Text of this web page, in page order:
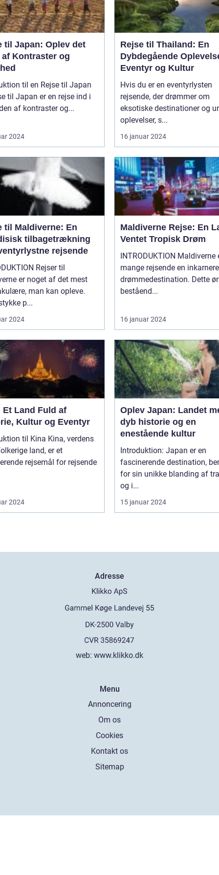
til Japan: Oplev det
af Kontraster og
til en Rejse til Japan
til Japan er en rejse ind i
af kontraster og...
2024
Rejse til Thailand: En
Dybdegående
Eventyr og Kultur
Hvis du er en eventyrlysten
rejsende, der drømmer om
eksotiske destinationer og
oplevelser, s...
16 januar 2024
til Maldiverne: En
tilbagetrækning
rejsende
Rejser til
er noget af det mest
man kan opleve.
p...
2024
Maldiverne Rejse: En
Ventet Tropisk Drøm
INTRODUKTION Maldiverne er for
mange rejsende en
drømmedestination. Dette
beståend...
16 januar 2024
Et Land Fuld af
Kultur og Eventyr
til Kina Kina, verdens
land, er et
rejsemål for rejsende
2024
Oplev Japan: Landet
dyb historie og en
enestående kultur
Introduktion: Japan er en
fascinerende destination,
for sin unikke blanding af
og i...
15 januar 2024
Adresse
web: www.klikko.dk
Menu
Annoncering
Om os
Cookies
Kontakt os
Sitemap